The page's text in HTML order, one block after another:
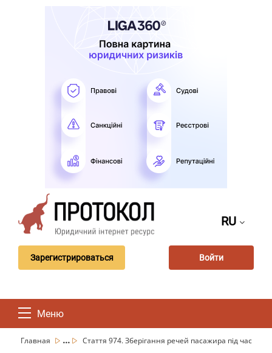
RU
Зарегистрироваться Войти
Меню
Главная ...
Стаття 974. Зберігання речей пасажира під час